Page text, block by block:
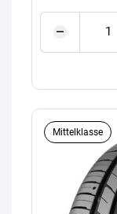
Mittelklasse